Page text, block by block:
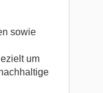
sowie
um